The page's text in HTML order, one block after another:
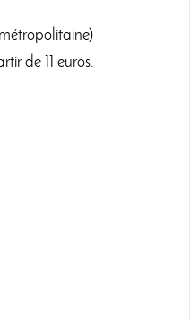
de 11 euros.